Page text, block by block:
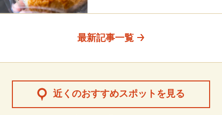
最新記事一覧
近くのおすすめスポットを見る